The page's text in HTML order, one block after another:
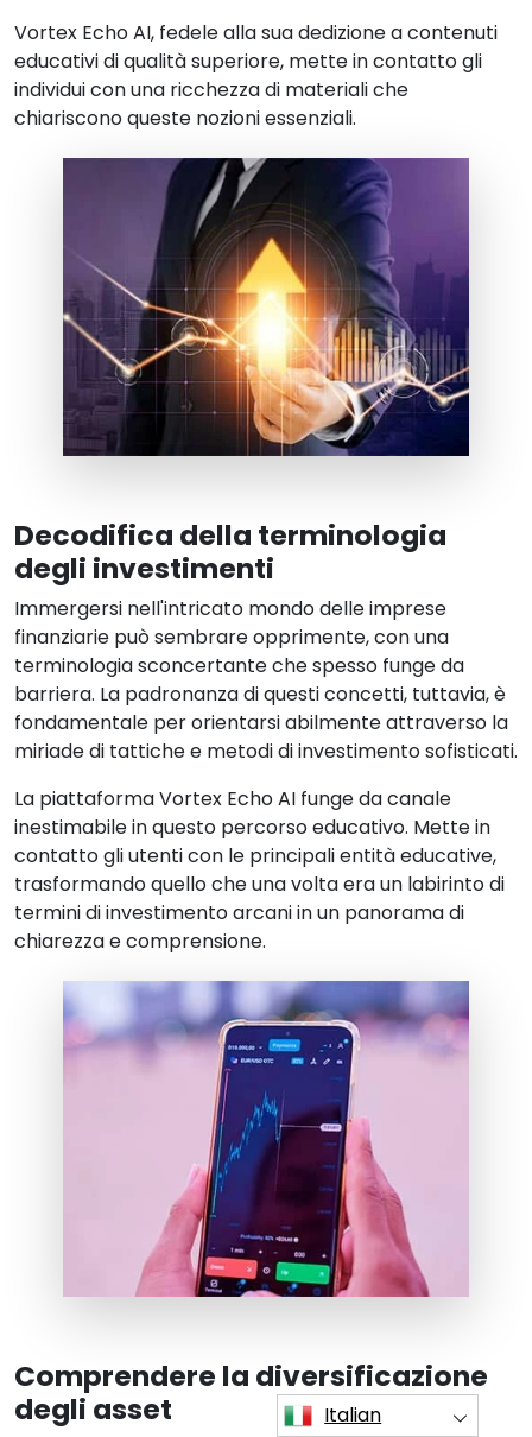
Vortex Echo AI, fedele alla sua dedizione a contenuti
educativi di qualità superiore, mette in contatto gli
individui con una ricchezza di materiali che
chiariscono queste nozioni essenziali.
Decodifica della terminologia
degli investimenti
Immergersi nell'intricato mondo delle imprese
finanziarie può sembrare opprimente, con una
terminologia sconcertante che spesso funge da
barriera. La padronanza di questi concetti, tuttavia, è
fondamentale per orientarsi abilmente attraverso la
miriade di tattiche e metodi di investimento sofisticati.
La piattaforma Vortex Echo AI funge da canale
inestimabile in questo percorso educativo. Mette in
contatto gli utenti con le principali entità educative,
trasformando quello che una volta era un labirinto di
termini di investimento arcani in un panorama di
chiarezza e comprensione.
Comprendere la diversificazione
degli asset
Italian